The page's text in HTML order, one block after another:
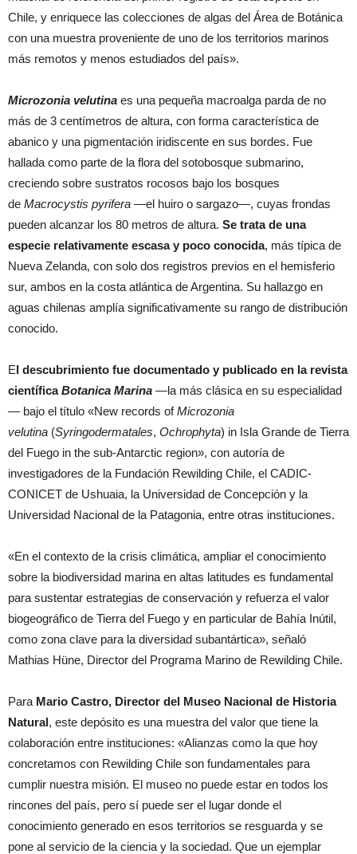
Chile, y enriquece las colecciones de algas del Área de Botánica
con una muestra proveniente de uno de los territorios marinos
más remotos y menos estudiados del país».
Microzonia velutina es una pequeña macroalga parda de no
más de 3 centímetros de altura, con forma característica de
abanico y una pigmentación iridiscente en sus bordes. Fue
hallada como parte de la flora del sotobosque submarino,
creciendo sobre sustratos rocosos bajo los bosques
de Macrocystis pyrifera —el huiro o sargazo—, cuyas frondas
pueden alcanzar los 80 metros de altura. Se trata de una
especie relativamente escasa y poco conocida, más típica de
Nueva Zelanda, con solo dos registros previos en el hemisferio
sur, ambos en la costa atlántica de Argentina. Su hallazgo en
aguas chilenas amplía significativamente su rango de distribución
conocido.
El descubrimiento fue documentado y publicado en la revista
científicaBotanica Marina —la más clásica en su especialidad
— bajo el título «New records ofMicrozonia
velutina (Syringodermatales, Ochrophyta) in Isla Grande de Tierra
del Fuego in the sub-Antarctic region», con autoría de
investigadores de la Fundación Rewilding Chile, el CADIC-
CONICET de Ushuaia, la Universidad de Concepción y la
Universidad Nacional de la Patagonia, entre otras instituciones.
«En el contexto de la crisis climática, ampliar el conocimiento
sobre la biodiversidad marina en altas latitudes es fundamental
para sustentar estrategias de conservación y refuerza el valor
biogeográfico de Tierra del Fuego y en particular de Bahía Inútil,
como zona clave para la diversidad subantártica», señaló
Mathias Hüne, Director del Programa Marino de Rewilding Chile.
Para Mario Castro, Director del Museo Nacional de Historia
Natural, este depósito es una muestra del valor que tiene la
colaboración entre instituciones: «Alianzas como la que hoy
concretamos con Rewilding Chile son fundamentales para
cumplir nuestra misión. El museo no puede estar en todos los
rincones del país, pero sí puede ser el lugar donde el
conocimiento generado en esos territorios se resguarda y se
pone al servicio de la ciencia y la sociedad. Que un ejemplar